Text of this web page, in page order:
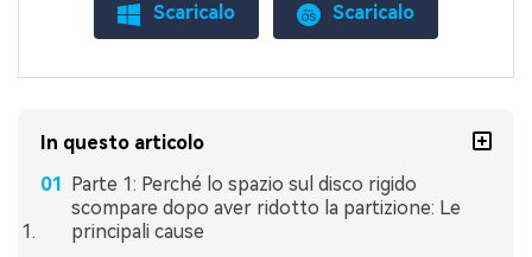
Scaricalo Scaricalo
In questo articolo
Parte 1: Perché lo spazio sul disco rigido
scompare dopo aver ridotto la partizione: Le
principali cause